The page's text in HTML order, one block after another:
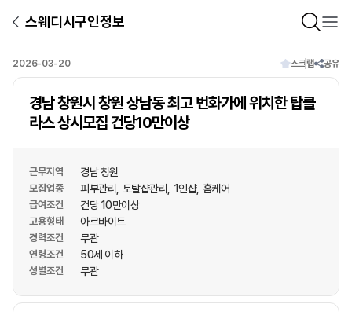
스웨디시구인정보
2026-03-20 스크랩 공유
경남 창원시 창원 상남동 최고 번화가에 위치한 탑클
라스 상시모집 건당10만이상
근무지역 경남 창원
모집업종 피부관리 토탈샵관리 1인샵 홈케어
급여조건 건당 10만이상
고용형태 아르바이트
경력조건 무관
연령조건 50세 이하
성별조건 무관
상호명